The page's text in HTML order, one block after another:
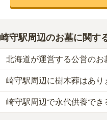
崎守駅周辺のお墓に関す
北海道が運営する公営のお
崎守駅周辺には、北海道が運営
室蘭市営 元室蘭墓地がそれに
公営霊園は民営の霊園と異な
崎守駅周辺に樹木葬はあり
崎守駅周辺には、樹木葬の掲
自然葬をお考えの場合は、海
崎守駅周辺で永代供養でき